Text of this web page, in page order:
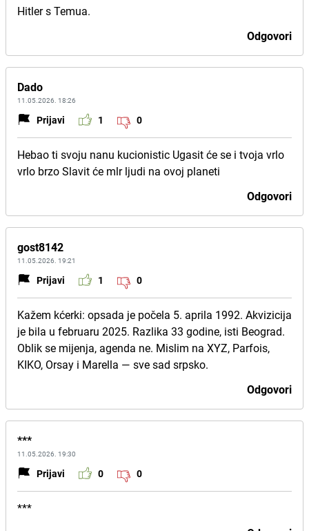
Hitler s Temua.
Odgovori
Dado
11.05.2026. 18:26
Prijavi 1 0
Hebao ti svoju nanu kucionistic Ugasit će se i tvoja vrlo
vrlo brzo Slavit će mlr ljudi na ovoj planeti
Odgovori
gost8142
11.05.2026. 19:21
Prijavi 1 0
Kažem kćerki: opsada je počela 5. aprila 1992. Akvizicija
je bila u februaru 2025. Razlika 33 godine, isti Beograd.
Oblik se mijenja, agenda ne. Mislim na XYZ, Parfois,
KIKO, Orsay i Marella — sve sad srpsko.
Odgovori
***
11.05.2026. 19:30
Prijavi 0 0
***